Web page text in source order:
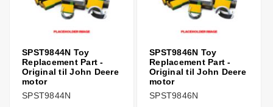
SPST9844N Toy
Replacement Part -
Original til John Deere
motor
SPST9844N
SPST9846N Toy
Replacement Part -
Original til John Deere
motor
SPST9846N